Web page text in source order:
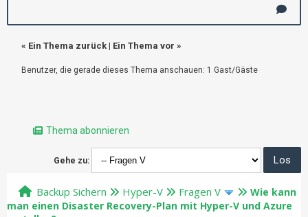
« Ein Thema zurück | Ein Thema vor »
Benutzer, die gerade dieses Thema anschauen: 1 Gast/Gäste
Thema abonnieren
Gehe zu:
Backup Sichern Hyper-V Fragen V
Wie kann
man einen Disaster Recovery-Plan mit Hyper-V und Azure